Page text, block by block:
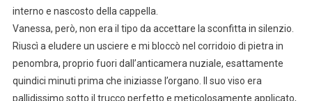
interno e nascosto della cappella.
Vanessa, però, non era il tipo da accettare la sconfitta in silenzio.
Riuscì a eludere un usciere e mi bloccò nel corridoio di pietra in
penombra, proprio fuori dall’anticamera nuziale, esattamente
quindici minuti prima che iniziasse l’organo. Il suo viso era
pallidissimo sotto il trucco perfetto e meticolosamente applicato,